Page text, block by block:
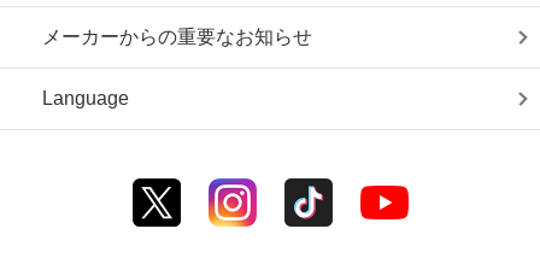
メーカーからの重要なお知らせ
Language